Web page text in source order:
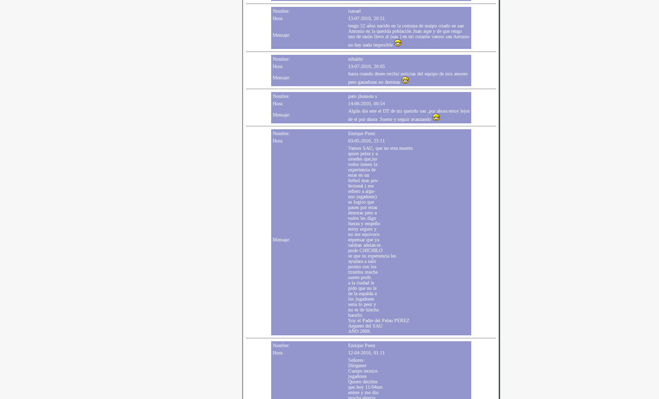
Nombre:
ismael
Hora:
13-07-2010, 20:51
Mensaje:
tengo 52 años nacido en la comuna de maipu criado en san
Antonio en la querida población Juan aspe y de que tengo
uso de razón llevo al (sau ) en mi corazón vamos san Antonio
no hay nada imposible
Nombre:
nibaldo
Hora:
13-07-2010, 20:05
Mensaje:
hasta cuando deseo recibir noticias del equipo de mis amores
pero ganadoras no derrotas
Nombre:
pato jhonson s
Hora:
14-06-2010, 00:54
Mensaje:
Algún dia sere el DT de mi querido sau ,por ahora estoy lejos
de el por ahora .Suerte y seguir avanzando
Nombre:
Enrique Perez
Hora:
03-05-2010, 23:11
Mensaje:
Vamos SAU, que no esta muerto
quien pelea y a
ustedes que,no
todos tienen la
experiencia de
estar en un
futbol mas pro-
fecional ( me
refiero a algu-
nos jugadores)
es logico que
pasen por estas
derrotas pero a
todos les digo
fuerza y empeño
estoy seguro y
no me equivoco
enpensar que ya
saldran adelan-te.
profe CHICHILO
se que su experiencia les
ayudara a salir
pronto con los
triunfos mucha
suerte profe.
a la ciudad le
pido que no le
de la espalda a
los jugadores
seria lo peor y
no es de hincha
hacerlo.
Soy el Padre del Pelao PEREZ
Arquero del SAU
AÑO 2009.
Nombre:
Enrique Perez
Hora:
12-04-2010, 01:11
Señores:
Dirigente
Cuerpo tecnico
jugadores
Quiero decirles
que hoy 11/04me
entere y me dio
mucha alegria